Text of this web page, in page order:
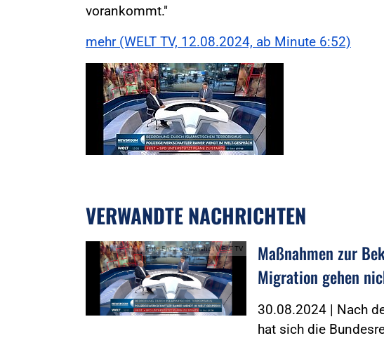
vorankommt."
mehr (WELT TV, 12.08.2024, ab Minute 6:52)
VERWANDTE NACHRICHTEN
Foto:Foto: Screenshot WELT TV
Maßnahmen zur
Migration gehen
30.08.2024 | Nach
hat sich die